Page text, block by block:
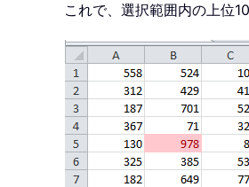
これで、選択範囲内の上位